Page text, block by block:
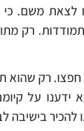
לצאת משם.
רק
רק שהוא
על
להכיר